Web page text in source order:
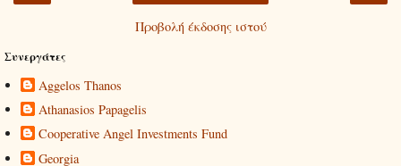
Προβολή έκδοσης ιστού
Συνεργάτες
Aggelos Thanos
Athanasios Papagelis
Cooperative Angel Investments Fund
Georgia